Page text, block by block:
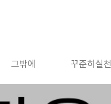
그밖에 꾸준히실천